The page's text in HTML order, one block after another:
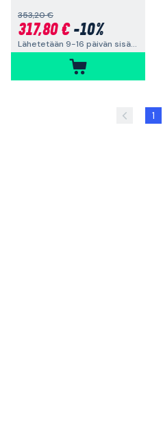
353,20 €
317,80 €-10%
Lähetetään 9-16 päivän sisällä
1